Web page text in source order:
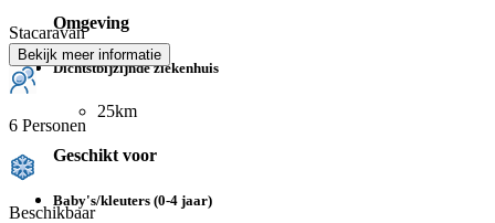
Omgeving
Dichtstbijzijnde ziekenhuis
25km
Geschikt voor
Baby's/kleuters (0-4 jaar)
Stacaravan
Bekijk meer informatie
6 Personen
Beschikbaar